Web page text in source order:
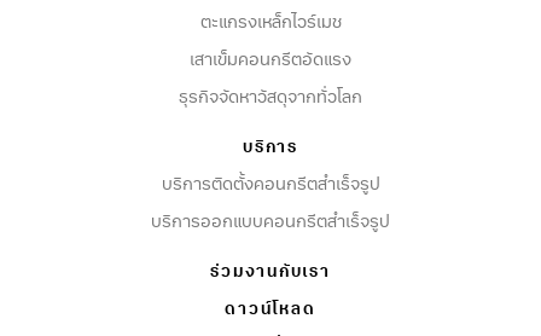
ตะแกรงเหล็กไวร์เมช
เสาเข็มคอนกรีตอัดแรง
ธุรกิจจัดหาวัสดุจากทั่วโลก
บริการ
บริการติดตั้งคอนกรีตสำเร็จรูป
บริการออกแบบคอนกรีตสำเร็จรูป
ร่วมงานกับเรา
ดาวน์โหลด